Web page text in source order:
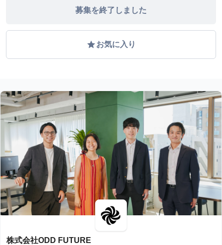
募集を終了しました
gradeお気に入り
株式会社ODD FUTURE